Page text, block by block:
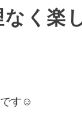
なく楽
です☺︎